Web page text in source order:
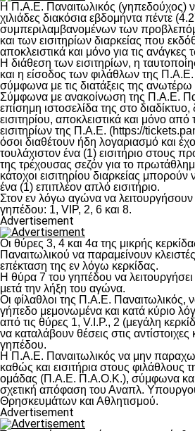
Η Π.Α.Ε. Παναιτωλικός (γηπεδούχος)
χιλιάδες διακόσια εβδομήντα πέντε
συμπεριλαμβανομένων των
και των εισιτηρίων διαρκείας που
αποκλειστικά και μόνο για τις
Η διάθεση των εισιτηρίων, η
και η είσοδος των φιλάθλων της Π.Α.Ε.
σύμφωνα με τις διατάξεις της ανωτέρω
Σύμφωνα με ανακοίνωση της Π.Α.Ε.
επίσημη ιστοσελίδα της στο
εισιτηρίου, αποκλειστικά και μόνο
εισιτηρίων της Π.Α.Ε. (https://
όσοι διαθέτουν ήδη λογαριασμό και
τουλάχιστον ένα (1) εισιτήριο στους
της τρέχουσας σεζόν για το
κάτοχοι εισιτηρίου διαρκείας
ένα (1) επιπλέον απλό εισιτήριο.
Στον εν λόγω αγώνα να λειτουργήσουν
γηπέδου: 1, VIP, 2, 6 και 8.
Advertisement
Οι θύρες 3, 4 και 4α της μικρής
Παναιτωλικού να παραμείνουν
επέκταση της εν λόγω κερκίδας.
Η θύρα 7 του γηπέδου να
μετά την λήξη του αγώνα.
Οι φίλαθλοι της Π.Α.Ε. Παναιτωλικός,
γήπεδο μεμονωμένα και κατά κύριο
από τις θύρες 1, V.I.P., 2 (μεγάλη
να καταλάβουν θέσεις στις
γηπέδου.
Η Π.Α.Ε. Παναιτωλικός να μην
καθώς και εισιτήρια στους φιλάθλους
ομάδας (Π.Α.Ε. Π.Α.Ο.Κ.), σύμφωνα και
σχετική απόφαση του Αναπλ.
Θρησκευμάτων και Αθλητισμού.
Advertisement